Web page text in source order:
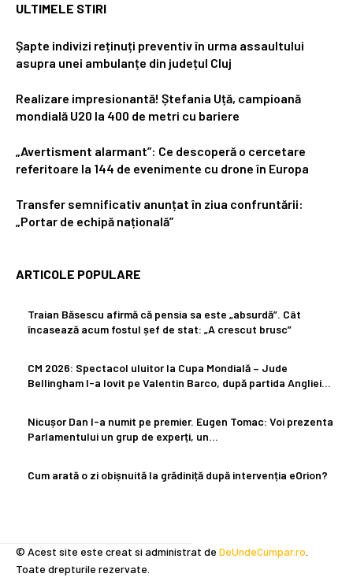
ULTIMELE STIRI
Șapte indivizi reținuți preventiv în urma assaultului
asupra unei ambulanțe din județul Cluj
Realizare impresionantă! Ștefania Uță, campioană
mondială U20 la 400 de metri cu bariere
„Avertisment alarmant”: Ce descoperă o cercetare
referitoare la 144 de evenimente cu drone în Europa
Transfer semnificativ anunțat în ziua confruntării:
„Portar de echipă națională”
ARTICOLE POPULARE
Traian Băsescu afirmă că pensia sa este „absurdă”. Cât
încasează acum fostul șef de stat: „A crescut brusc”
CM 2026: Spectacol uluitor la Cupa Mondială – Jude
Bellingham l-a lovit pe Valentin Barco, după partida Angliei…
Nicușor Dan l-a numit pe premier. Eugen Tomac: Voi prezenta
Parlamentului un grup de experți, un…
Cum arată o zi obișnuită la grădiniță după intervenția eOrion?
© Acest site este creat si administrat de DeUndeCumpar.ro
Toate drepturile rezervate.